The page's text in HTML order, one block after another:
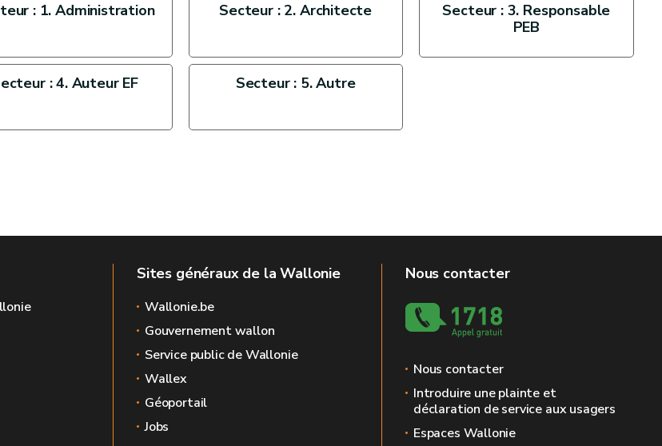
: 1. Administration Secteur : 2. Architecte
Secteur : 3. Responsable
PEB
: 4. Auteur EF Secteur : 5. Autre
Sites généraux de la Wallonie
Wallonie.be
Gouvernement wallon
Service public de Wallonie
Wallex
Géoportail
Jobs
Nous contacter
Nous contacter
Introduire une plainte et
déclaration de service aux usagers
Espaces Wallonie